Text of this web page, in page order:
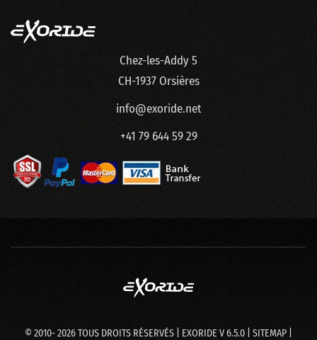
Chez-les-Addy 5
CH-1937 Orsières
info@exoride.net
+41 79 644 59 29
© 2010-2026TOUS DROITS RÉSERVÉS | EXORIDE V 6.5.0 | SITEMAP